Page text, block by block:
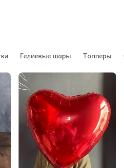
Гелиевые шары Топперы